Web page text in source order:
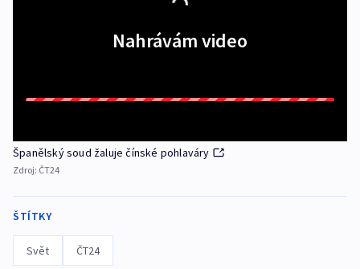
Nahrávám video
Španělský soud žaluje čínské pohlaváry
Zdroj: ČT24
ŠTÍTKY
Svět ČT24